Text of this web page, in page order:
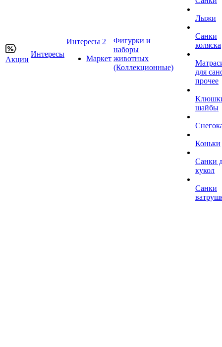
Акции
Интересы
Интересы 2
Маркет
Фигурки и
наборы
животных
(Коллекционные)
Лыжи
Санки
коляска
для
прочее
шайбы
Коньки
Санки
кукол
Санки